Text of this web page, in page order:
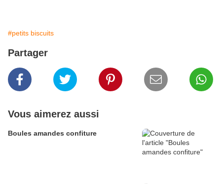
#petits biscuits
Partager
Vous aimerez aussi
Boules amandes confiture